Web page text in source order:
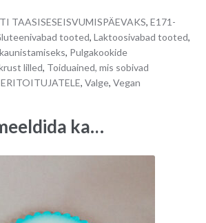
a
t
i
e
:
TAASISESEISVUMISPÄEVAKS, E171-
tooted, Laktoosivabad tooted,
, Pulgakookide
lilled, Toiduained, mis sobivad
, Valge, Vegan
ka…